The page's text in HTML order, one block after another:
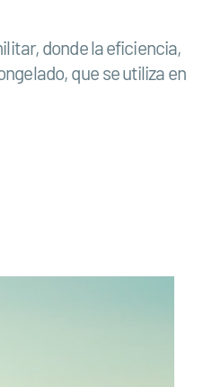
donde la eficiencia,
que se utiliza en